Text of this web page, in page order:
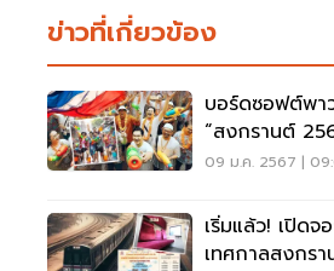
ข่าวที่เกี่ยวข้อง
บอร์ดซอฟต์พาว
“สงกรานต์
ประเทศ
09 ม.ค. 2567 |
เริ่มแล้ว! เปิด
เทศกาลสงกร